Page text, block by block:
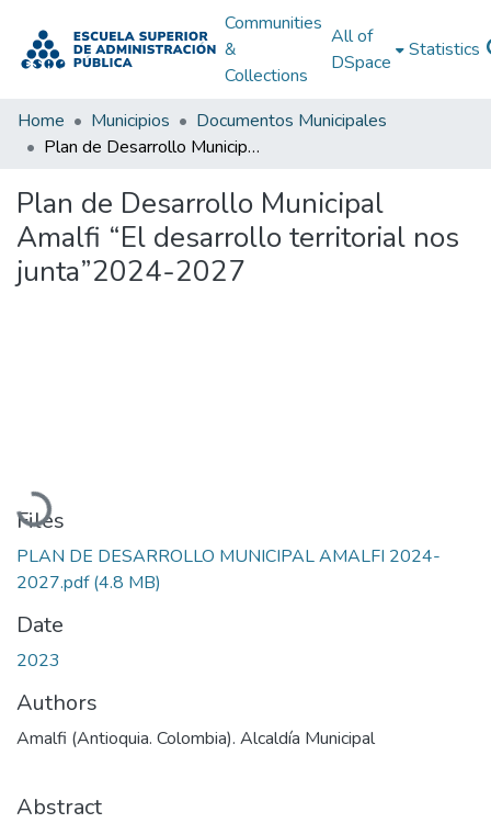
Communities
&
Collections
All of
DSpace
Statistics
Home Municipios
Documentos Municipales
Plan de Desarrollo Municipal Amalfi “El desarrollo territorial nos junta”2024-2027
Plan de Desarrollo Municipal
Amalfi “El desarrollo territorial nos
junta”2024-2027
Loading...
Files
PLAN DE DESARROLLO MUNICIPAL AMALFI 2024-
2027.pdf(4.8 MB)
Date
2023
Authors
Amalfi (Antioquia. Colombia). Alcaldía Municipal
Abstract